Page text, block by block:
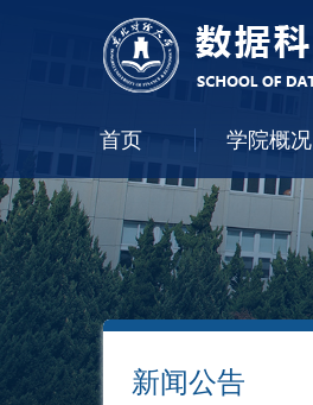
首页 学院概况
新闻公告